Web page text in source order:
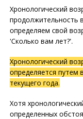
Хронологический
продолжительность
определяем свой
'Сколько вам лет?'.
Хронологический
определяется путем
текущего года.
Хотя
определенных